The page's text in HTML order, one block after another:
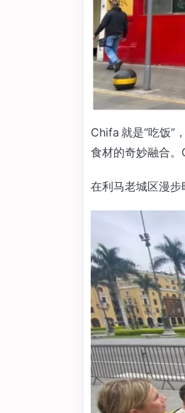
Chifa 就是“吃饭”
食材的奇妙融合。
在利马老城区漫步